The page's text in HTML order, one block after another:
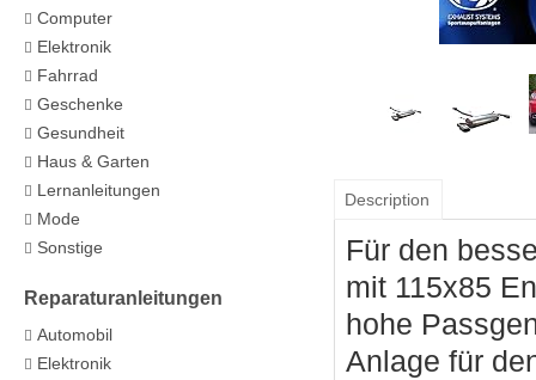
Description
Für den
mit 115x85
hohe
Anlage für
Computer
Elektronik
Fahrrad
Geschenke
Gesundheit
Haus & Garten
Lernanleitungen
Mode
Sonstige
Reparaturanleitungen
Automobil
Elektronik